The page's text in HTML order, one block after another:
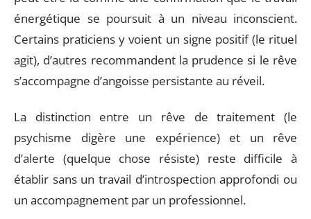
énergétique se poursuit à un niveau inconscient.
Certains praticiens y voient un signe positif (le rituel
agit), d’autres recommandent la prudence si le rêve
s’accompagne d’angoisse persistante au réveil.
La distinction entre un rêve de traitement (le
psychisme digère une expérience) et un rêve
d’alerte (quelque chose résiste) reste difficile à
établir sans un travail d’introspection approfondi ou
un accompagnement par un professionnel.